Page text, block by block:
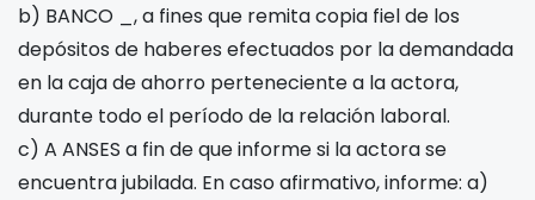
b) BANCO _, a fines que remita copia fiel de los
depósitos de haberes efectuados por la demandada
en la caja de ahorro perteneciente a la actora,
durante todo el período de la relación laboral.
c) A ANSES a fin de que informe si la actora se
encuentra jubilada. En caso afirmativo, informe: a)